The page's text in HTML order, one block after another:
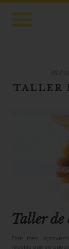
TALLER
Taller de
Este mes,
recetas que se